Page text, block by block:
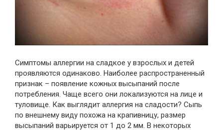
Симптомы аллергии на сладкое у взрослых и детей
проявляются одинаково. Наиболее распространенный
признак – появление кожных высыпаний после
потребления. Чаще всего они локализуются на лице и
туловище. Как выглядит аллергия на сладости? Сыпь
по внешнему виду похожа на крапивницу, размер
высыпаний варьируется от 1 до 2 мм. В некоторых